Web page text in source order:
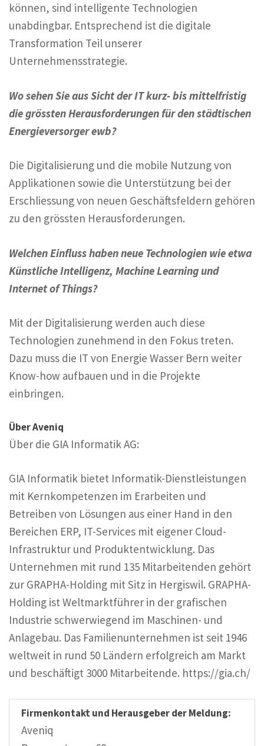
können, sind intelligente Technologien
unabdingbar. Entsprechend ist die digitale
Transformation Teil unserer
Unternehmensstrategie.
Wo sehen Sie aus Sicht der IT kurz- bis mittelfristig
die grössten Herausforderungen für den städtischen
Energieversorger ewb?
Die Digitalisierung und die mobile Nutzung von
Applikationen sowie die Unterstützung bei der
Erschliessung von neuen Geschäftsfeldern gehören
zu den grössten Herausforderungen.
Welchen Einfluss haben neue Technologien wie etwa
Künstliche Intelligenz, Machine Learning und
Internet of Things?
Mit der Digitalisierung werden auch diese
Technologien zunehmend in den Fokus treten.
Dazu muss die IT von Energie Wasser Bern weiter
Know-how aufbauen und in die Projekte
einbringen.
Über Aveniq
Über die GIA Informatik AG:
GIA Informatik bietet Informatik-Dienstleistungen
mit Kernkompetenzen im Erarbeiten und
Betreiben von Lösungen aus einer Hand in den
Bereichen ERP, IT-Services mit eigener Cloud-
Infrastruktur und Produktentwicklung. Das
Unternehmen mit rund 135 Mitarbeitenden gehört
zur GRAPHA-Holding mit Sitz in Hergiswil. GRAPHA-
Holding ist Weltmarktführer in der grafischen
Industrie schwerwiegend im Maschinen- und
Anlagebau. Das Familienunternehmen ist seit 1946
weltweit in rund 50 Ländern erfolgreich am Markt
und beschäftigt 3000 Mitarbeitende. https://gia.ch/
Firmenkontakt und Herausgeber der Meldung:
Aveniq